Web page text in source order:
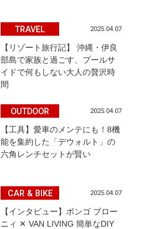
TRAVEL 2025.04.07
【リゾート旅行記】 沖縄・伊良
部島で家族と過ごす、プールサ
イドで何もしない大人の贅沢時
間
OUTDOOR 2025.04.07
【工具】愛車のメンテにも！8機
能を集約した「デウォルト」の
六角レンチセットが賢い
CAR & BIKE 2025.04.07
【インタビュー】ボンゴ ブロー
ニィ ✕ VAN LIVING 簡単なDIY